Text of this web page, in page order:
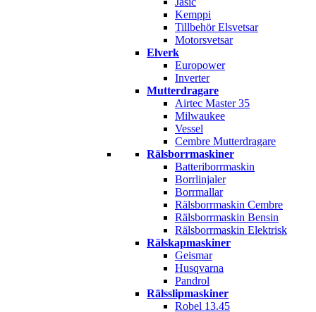
Kemppi
Tillbehör Elsvetsar
Motorsvetsar
Elverk
Europower
Inverter
Mutterdragare
Airtec Master 35
Milwaukee
Vessel
Cembre Mutterdragare
Rälsborrmaskiner
Batteriborrmaskin
Borrlinjaler
Borrmallar
Rälsborrmaskin Cembre
Rälsborrmaskin Bensin
Rälsborrmaskin Elektrisk
Rälskapmaskiner
Geismar
Husqvarna
Pandrol
Rälsslipmaskiner
Robel 13.45